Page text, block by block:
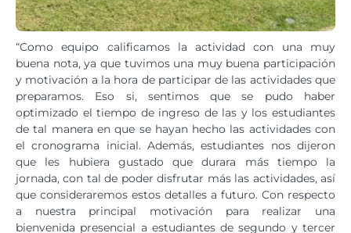
“Como equipo calificamos la actividad con una muy
buena nota, ya que tuvimos una muy buena participación
y motivación a la hora de participar de las actividades que
preparamos. Eso si, sentimos que se pudo haber
optimizado el tiempo de ingreso de las y los estudiantes
de tal manera en que se hayan hecho las actividades con
el cronograma inicial. Además, estudiantes nos dijeron
que les hubiera gustado que durara más tiempo la
jornada, con tal de poder disfrutar más las actividades, así
que consideraremos estos detalles a futuro. Con respecto
a nuestra principal motivación para realizar una
bienvenida presencial a estudiantes de segundo y tercer